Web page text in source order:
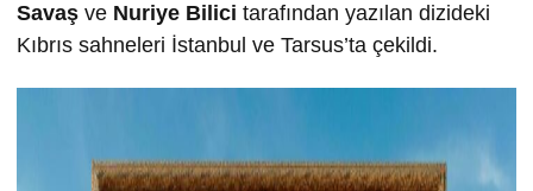
Savaş ve Nuriye Bilici tarafından yazılan dizideki
Kıbrıs sahneleri İstanbul ve Tarsus’ta çekildi.